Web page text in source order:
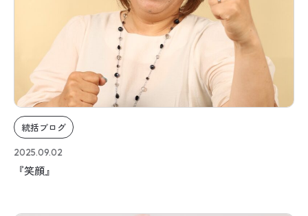
統括ブログ
2025.09.02
『笑顔』